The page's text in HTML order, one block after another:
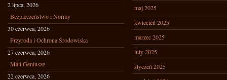
2 lipca, 2026
Bezpieczeństwo i Normy
30 czerwca, 2026
Przyroda i Ochrona Środowiska
27 czerwca, 2026
Mali Geniusze
22 czerwca, 2026
maj 2025
kwiecień 2025
marzec 2025
luty 2025
styczeń 2025